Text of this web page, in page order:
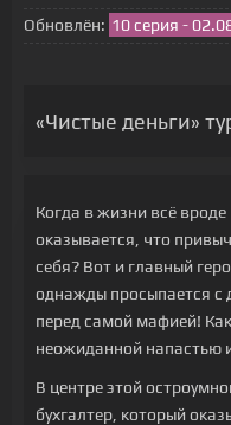
Обновлён: 10 серия -
Когда в жизни всё
оказывается, что
себя? Вот и главный
однажды просыпается с
перед самой мафией!
неожиданной напастью
В центре этой
бухгалтер, который